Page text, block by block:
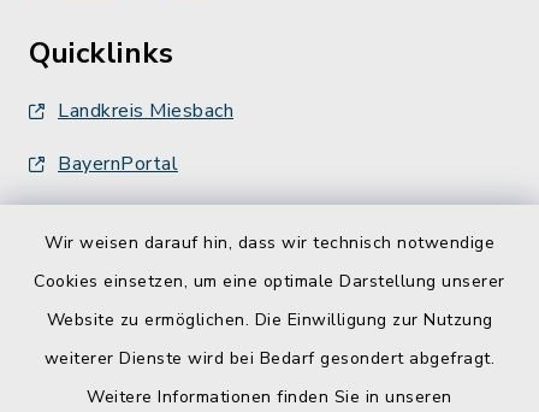
Wir weisen darauf hin, dass wir technisch notwendige
Cookies einsetzen, um eine optimale Darstellung unserer
Website zu ermöglichen. Die Einwilligung zur Nutzung
weiterer Dienste wird bei Bedarf gesondert abgefragt.
Weitere Informationen finden Sie in unseren
Quicklinks
Landkreis Miesbach
BayernPortal
Barrierefreiheit